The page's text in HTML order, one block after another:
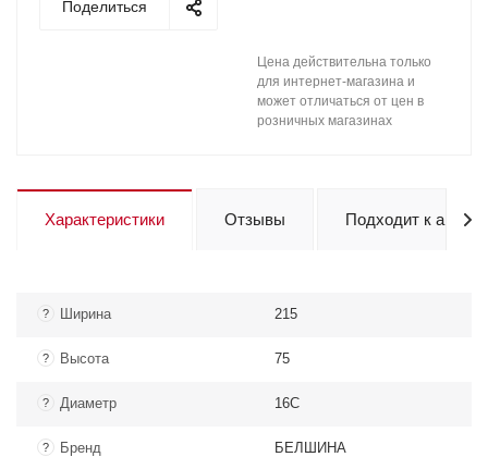
Поделиться
Цена действительна только
для интернет-магазина и
может отличаться от цен в
розничных магазинах
Характеристики Отзывы Подходит к авто
? Ширина 215
? Высота 75
? Диаметр 16C
? Бренд БЕЛШИНА